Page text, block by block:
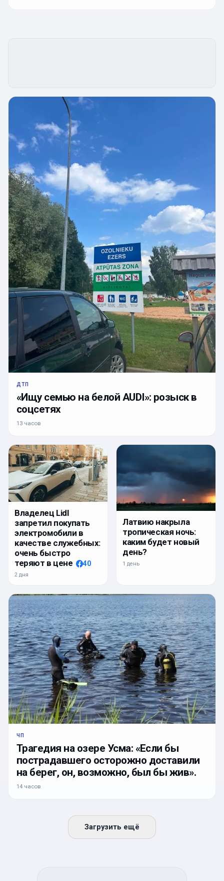
ДТП
«Ищу семью на белой AUDI»: розыск в
соцсетях
13 часов
Владелец Lidl
запретил покупать
электромобили в
качестве служебных:
очень быстро
теряют в цене
40
2 дня
Латвию накрыла
тропическая ночь:
каким будет новый
день?
1 день
ЧП
Трагедия на озере Усма: «Если бы
пострадавшего осторожно доставили
на берег, он, возможно, был бы жив».
14 часов
Загрузить ещё